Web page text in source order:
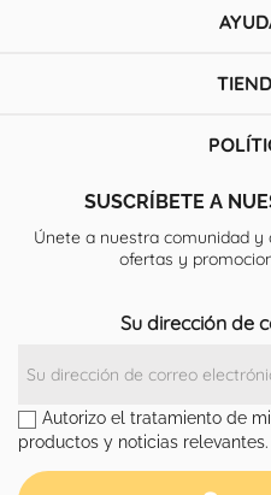
SUSCRÍBETE A
Únete a nuestra comunidad y
ofertas y
Su dirección de
Autorizo el tratamiento de
productos y noticias relevantes.